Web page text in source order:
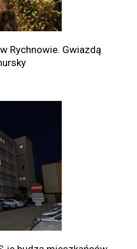
Rychnowie. Gwiazdą